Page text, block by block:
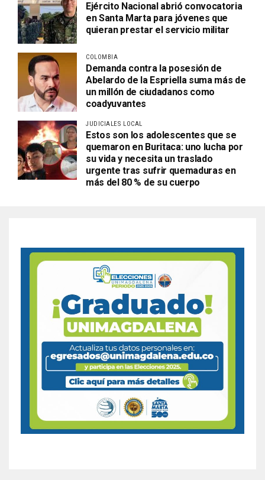
Ejército Nacional abrió convocatoria
en Santa Marta para jóvenes que
quieran prestar el servicio militar
COLOMBIA
Demanda contra la posesión de
Abelardo de la Espriella suma más de
un millón de ciudadanos como
coadyuvantes
JUDICIALES LOCAL
Estos son los adolescentes que se
quemaron en Buritaca: uno lucha por
su vida y necesita un traslado
urgente tras sufrir quemaduras en
más del 80 % de su cuerpo